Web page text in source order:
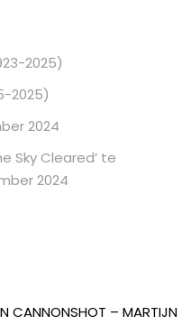
2025)
2025)
2024
Sky Cleared’ te
2024
CANNONSHOT – MARTIJN